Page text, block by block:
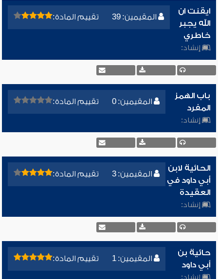
المقيمين: 39 تقييم المادة:
ايقنت ان
الله يجبر
خاطري
إنشاد:
المقيمين: 0 تقييم المادة:
باب الهمز
المفرد
إنشاد:
المقيمين: 3 تقييم المادة:
الحائية لابن
أبي داود في
العقيدة
إنشاد:
المقيمين: 1 تقييم المادة:
حائية بن
أبي داود
إنشاد: